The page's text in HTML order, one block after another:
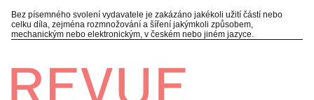
Bez písemného svolení vydavatele je zakázáno jakékoli užití částí nebo
celku díla, zejména rozmnožování a šíření jakýmkoli způsobem,
mechanickým nebo elektronickým, v českém nebo jiném jazyce.